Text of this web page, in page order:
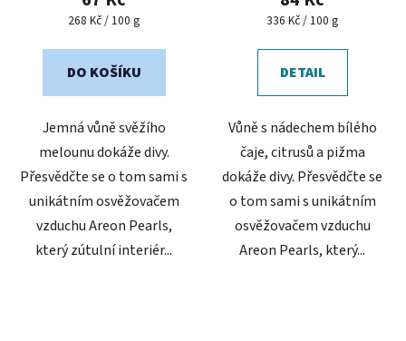
Měrná
268 Kč / 100 g
DO KOŠÍKU
Jemná vůně svěžího
melounu dokáže divy.
Přesvědčte se o tom sami s
unikátním osvěžovačem
vzduchu Areon Pearls,
který zútulní interiér...
Měrná
336 Kč / 100 g
DETAIL
Vůně s nádechem bílého
čaje, citrusů a pižma
dokáže divy. Přesvědčte se
o tom sami s unikátním
osvěžovačem vzduchu
Areon Pearls, který...